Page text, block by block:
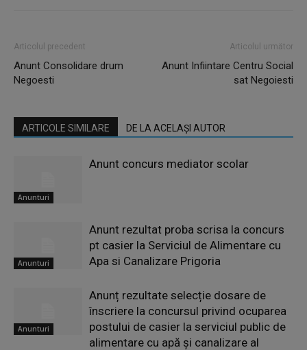
Articolul precedent
Anunt Consolidare drum
Negoesti
Articolul următor
Anunt Infiintare Centru Social
sat Negoiesti
ARTICOLE SIMILARE DE LA ACELAȘI AUTOR
Anunturi
Anunt concurs mediator scolar
Anunturi
Anunt rezultat proba scrisa la concurs
pt casier la Serviciul de Alimentare cu
Apa si Canalizare Prigoria
Anunturi
Anunț rezultate selecție dosare de
înscriere la concursul privind ocuparea
postului de casier la serviciul public de
alimentare cu apă și canalizare al